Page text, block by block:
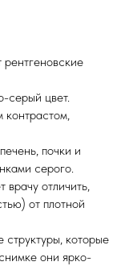
серый цвет.
контрастом,
почки и
серого.
врачу отличить,
от плотной
которые
они ярко-